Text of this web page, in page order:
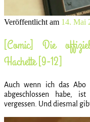
Veröffentlicht am 14. Mai
[Comic] Die
Hachette [9-12]
Auch wenn ich das Abo
abgeschlossen habe,
vergessen. Und diesmal